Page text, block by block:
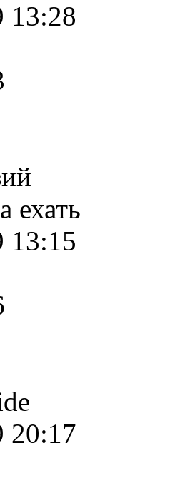
13:28
ехать
13:15
20:17